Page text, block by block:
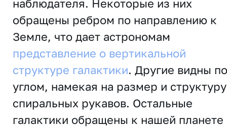
наблюдателя. Некоторые из них
обращены ребром по направлению к
Земле, что дает астрономам
представление о вертикальной
структуре галактики. Другие видны
углом, намекая на размер и структуру
спиральных рукавов. Остальные
галактики обращены к нашей планете